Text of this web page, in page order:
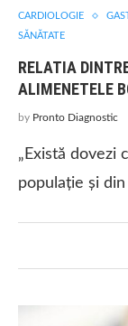
CARDIOLOGIE
SĂNĂTATE
RELATIA
ALIMENETELE
by Pronto Diagnostic
„Există dovezi
populație și